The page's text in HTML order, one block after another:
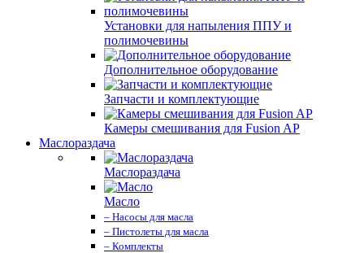
Установки для напыления ППУ и
полимочевины
Дополнительное оборудование
Запчасти и комплектующие
Камеры смешивания для Fusion AP
Маслораздача
Маслораздача
Масло
– Насосы для масла
– Пистолеты для масла
– Комплекты